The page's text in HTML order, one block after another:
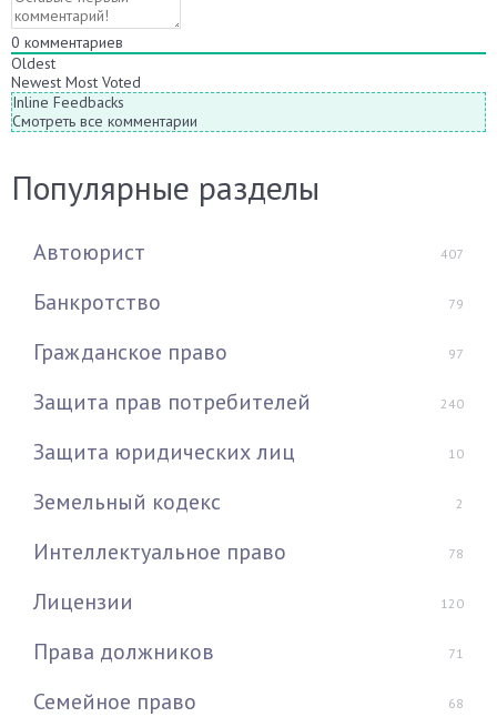
0 комментариев
Oldest
Newest Most Voted
Inline Feedbacks
Смотреть все комментарии
Популярные разделы
Автоюрист 407
Банкротство 79
Гражданское право 97
Защита прав потребителей 240
Защита юридических лиц 10
Земельный кодекс 2
Интеллектуальное право 78
Лицензии 120
Права должников 71
Семейное право 68